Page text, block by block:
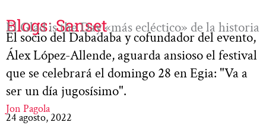
Blogs: Sanset
El Glad is the Day «más ecléctico» de la historia
El socio del Dabadaba y cofundador del evento,
Álex López-Allende, aguarda ansioso el festival
que se celebrará el domingo 28 en Egia: "Va a
ser un día jugosísimo".
Jon Pagola
24 agosto, 2022